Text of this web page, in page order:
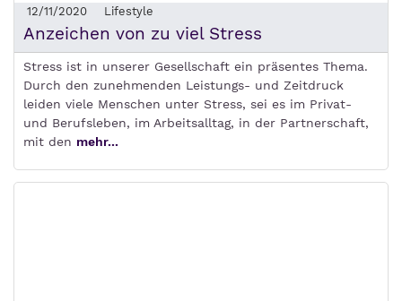
12/11/2020 Lifestyle
Anzeichen von zu viel Stress
Stress ist in unserer Gesellschaft ein präsentes Thema.
Durch den zunehmenden Leistungs- und Zeitdruck
leiden viele Menschen unter Stress, sei es im Privat-
und Berufsleben, im Arbeitsalltag, in der Partnerschaft,
mit den mehr...